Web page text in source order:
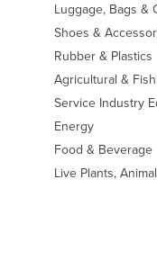
Luggage, Bags &
Shoes &
Rubber & Plastics
Agricultural &
Service Industry
Energy
Food & Beverage
Live Plants,